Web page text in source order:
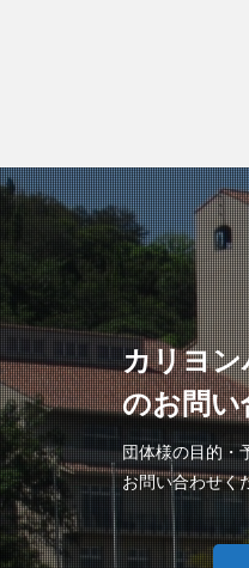
カリヨ
のお問い
団体様の目的・
お問い合わせく